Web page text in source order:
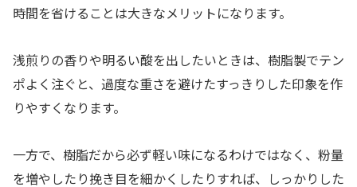
時間を省けることは大きなメリットになります。
浅煎りの香りや明るい酸を出したいときは、樹脂製でテン
ポよく注ぐと、過度な重さを避けたすっきりした印象を作
りやすくなります。
一方で、樹脂だから必ず軽い味になるわけではなく、粉量
を増やしたり挽き目を細かくしたりすれば、しっかりした